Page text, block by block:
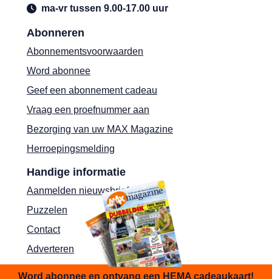
Abonneren
Abonnementsvoorwaarden
Word abonnee
Geef een abonnement cadeau
Vraag een proefnummer aan
Bezorging van uw MAX Magazine
Herroepingsmelding
Handige informatie
Aanmelden nieuwsbrief
Puzzelen
Contact
Adverteren
ma-vr tussen 9.00-17.00 uur
Word abonnee en ontvang een HEMA cadeaukaart!